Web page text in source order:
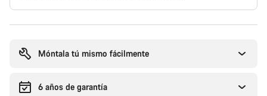
compra
Móntala tú mismo fácilmente
6 años de garantía